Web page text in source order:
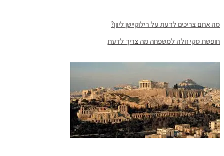
מה אתם צריכים לדעת על רילוקיישן ליוון?
חופשת סקי זולה למשפחה מה צריך לדעת